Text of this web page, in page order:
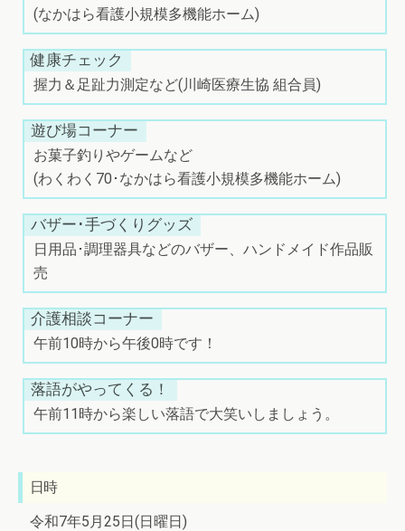
(なかはら看護小規模多機能ホーム)
健康チェック
握力＆足趾力測定など(川崎医療生協 組合員)
遊び場コーナー
お菓子釣りやゲームなど
(わくわく70･なかはら看護小規模多機能ホーム)
バザー･手づくりグッズ
日用品･調理器具などのバザー、ハンドメイド作品販
売
介護相談コーナー
午前10時から午後0時です！
落語がやってくる！
午前11時から楽しい落語で大笑いしましょう。
日時
令和7年5月25日(日曜日)